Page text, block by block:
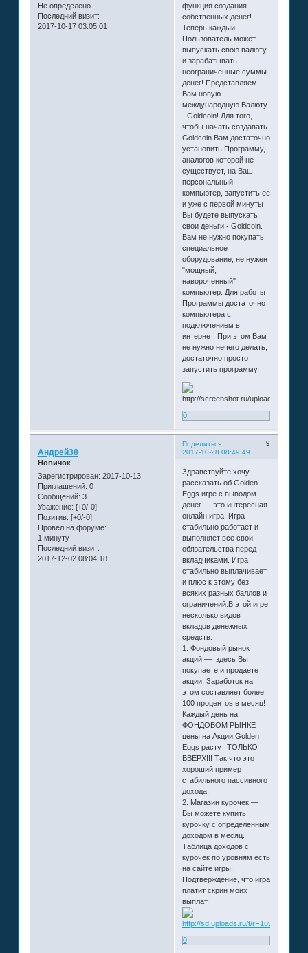
Не определено
Последний визит:
2017-10-17 03:05:01
функция создания
собственных денег!
Теперь каждый
Пользователь может
выпускать свою валюту
и зарабатывать
неограниченные суммы
денег! Представляем
Вам новую
международную Валюту
- Goldcoin! Для того,
чтобы начать создавать
Goldcoin Вам достаточно
установить Программу,
аналогов которой не
существует, на Ваш
персональный
компьютер, запустить ее
и уже с первой минуты
Вы будете выпускать
свои деньги - Goldcoin.
Вам не нужно покупать
специальное
оборудование, не нужен
"мощный,
навороченный"
компьютер. Для работы
Программы достаточно
компьютера с
подключением в
интернет. При этом Вам
не нужно нечего делать,
достаточно просто
запустить программу.
0
Поделиться
9
2017-10-28 08:49:49
Андрей38
Новичок
Зарегистрирован: 2017-10-13
Приглашений: 0
Сообщений: 3
Уважение: [+0/-0]
Позитив: [+0/-0]
Провел на форуме:
1 минуту
Последний визит:
2017-12-02 08:04:18
Здравствуйте,хочу
рассказать об Golden
Eggs игре с выводом
денег — это интересная
онлайн игра. Игра
стабильно работает и
выполняет все свои
обязательства перед
вкладчиками. Игра
стабильно выплачивает
и плюс к этому без
всяких разных баллов и
ограничений.В этой игре
несколько видов
вкладов денежных
средств.
1. Фондовый рынок
акций — здесь Вы
покупаете и продаете
акции. Заработок на
этом составляет более
100 процентов в месяц!
Каждый день на
ФОНДОВОМ РЫНКЕ
цены на Акции Golden
Eggs растут ТОЛЬКО
ВВЕРХ!!! Так что это
хороший пример
стабильного пассивного
дохода.
2. Магазин курочек —
Вы можете купить
курочку с определенным
доходом в месяц.
Таблица доходов с
курочек по уровням есть
на сайте игры.
Подтверждение, что игра
платит скрин моих
выплат.
0